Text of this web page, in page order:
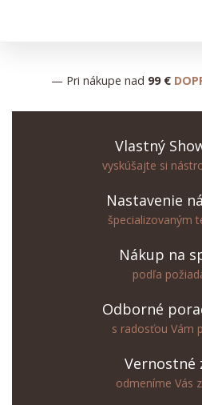
— Pri nákupe nad 99 €
Vlastný
vyskúšajte si
Nastavenie
špecializovaným
Nákup na
podľa
Odborné
s radosťou Vám
Vernostné
odmeníme Vás